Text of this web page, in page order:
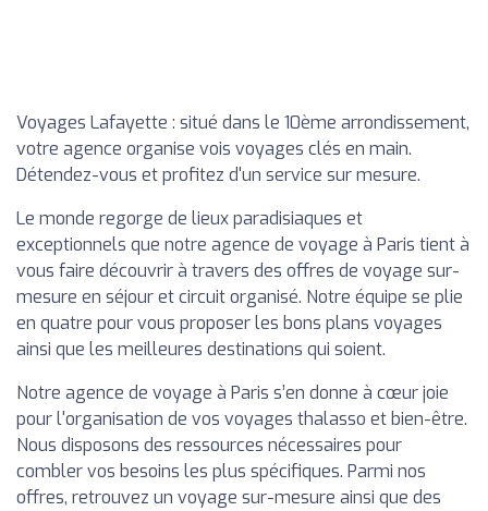
Voyages Lafayette : situé dans le 10ème arrondissement,
votre agence organise vois voyages clés en main.
Détendez-vous et profitez d'un service sur mesure.
Le monde regorge de lieux paradisiaques et
exceptionnels que notre agence de voyage à Paris tient à
vous faire découvrir à travers des offres de voyage sur-
mesure en séjour et circuit organisé. Notre équipe se plie
en quatre pour vous proposer les bons plans voyages
ainsi que les meilleures destinations qui soient.
Notre agence de voyage à Paris s’en donne à cœur joie
pour l'organisation de vos voyages thalasso et bien-être.
Nous disposons des ressources nécessaires pour
combler vos besoins les plus spécifiques. Parmi nos
offres, retrouvez un voyage sur-mesure ainsi que des